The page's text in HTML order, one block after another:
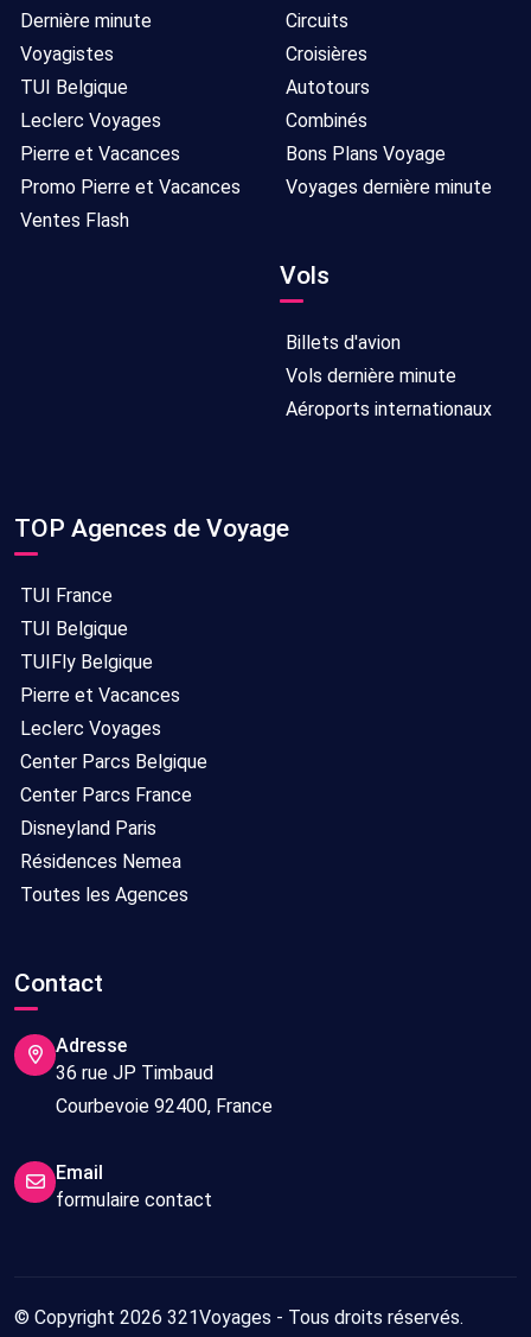
Dernière minute
Voyagistes
TUI Belgique
Leclerc Voyages
Pierre et Vacances
Promo Pierre et Vacances
Ventes Flash
Circuits
Croisières
Autotours
Combinés
Bons Plans Voyage
Voyages dernière minute
Vols
Billets d'avion
Vols dernière minute
Aéroports internationaux
TOP Agences de Voyage
TUI France
TUI Belgique
TUIFly Belgique
Pierre et Vacances
Leclerc Voyages
Center Parcs Belgique
Center Parcs France
Disneyland Paris
Résidences Nemea
Toutes les Agences
Contact
Adresse
36 rue JP Timbaud
Courbevoie 92400, France
Email
formulaire contact
© Copyright 2026 321Voyages - Tous droits réservés.